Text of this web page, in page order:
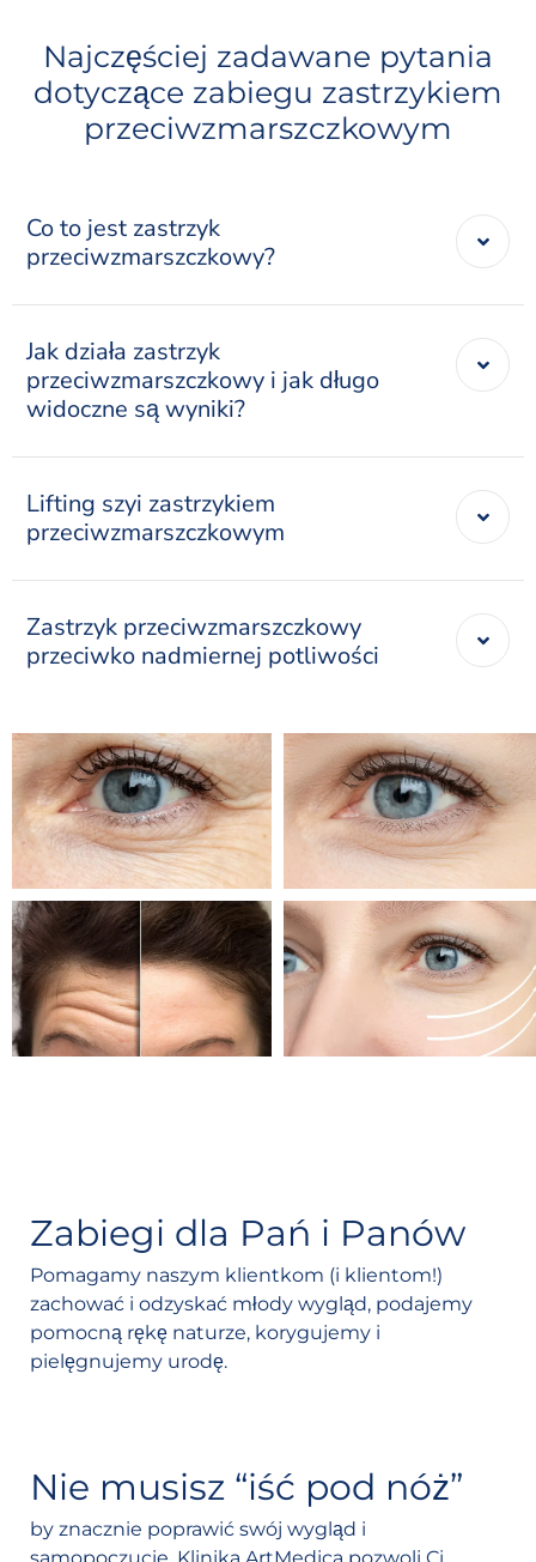
Najczęściej zadawane pytania
dotyczące zabiegu zastrzykiem
przeciwzmarszczkowym
Co to jest zastrzyk
przeciwzmarszczkowy?
Jak działa zastrzyk
przeciwzmarszczkowy i jak długo
widoczne są wyniki?
Lifting szyi zastrzykiem
przeciwzmarszczkowym
Zastrzyk przeciwzmarszczkowy
przeciwko nadmiernej potliwości
Zabiegi dla Pań i Panów
Pomagamy naszym klientkom (i klientom!)
zachować i odzyskać młody wygląd, podajemy
pomocną rękę naturze, korygujemy i
pielęgnujemy urodę.
Nie musisz “iść pod nóż”
by znacznie poprawić swój wygląd i
samopoczucie. Klinika ArtMedica pozwoli Ci